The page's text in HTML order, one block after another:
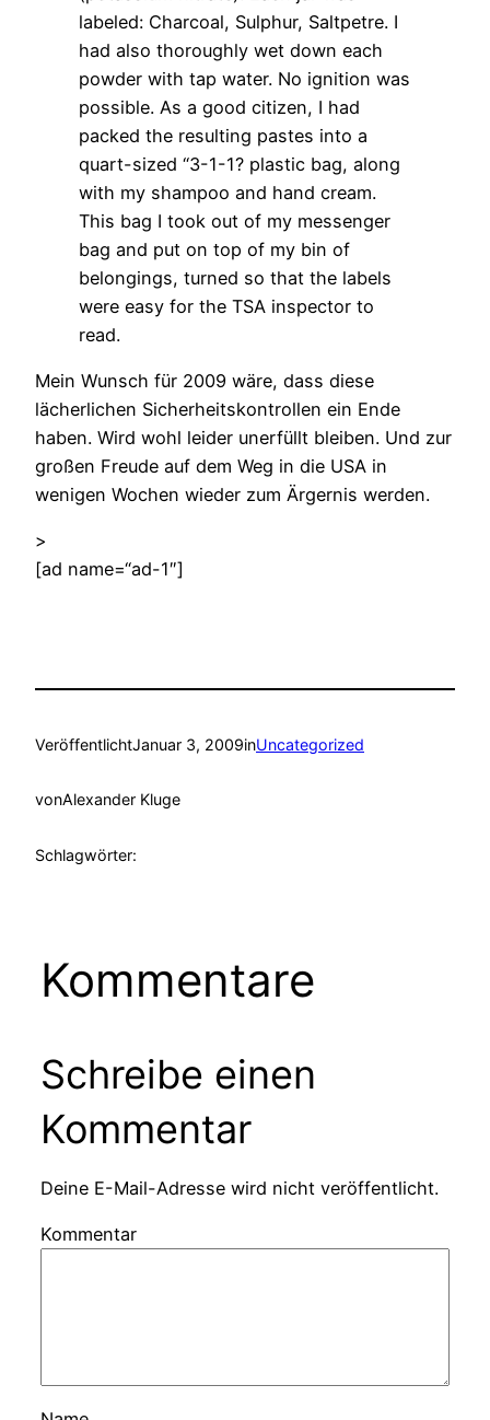
labeled: Charcoal, Sulphur, Saltpetre. I
had also thoroughly wet down each
powder with tap water. No ignition was
possible. As a good citizen, I had
packed the resulting pastes into a
quart-sized “3-1-1? plastic bag, along
with my shampoo and hand cream.
This bag I took out of my messenger
bag and put on top of my bin of
belongings, turned so that the labels
were easy for the TSA inspector to
read.
Mein Wunsch für 2009 wäre, dass diese
lächerlichen Sicherheitskontrollen ein Ende
haben. Wird wohl leider unerfüllt bleiben. Und zur
großen Freude auf dem Weg in die USA in
wenigen Wochen wieder zum Ärgernis werden.
>
[ad name=“ad-1″]
VeröffentlichtJanuar 3, 2009inUncategorized
vonAlexander Kluge
Schlagwörter:
Kommentare
Schreibe einen
Kommentar
Deine E-Mail-Adresse wird nicht veröffentlicht.
Kommentar